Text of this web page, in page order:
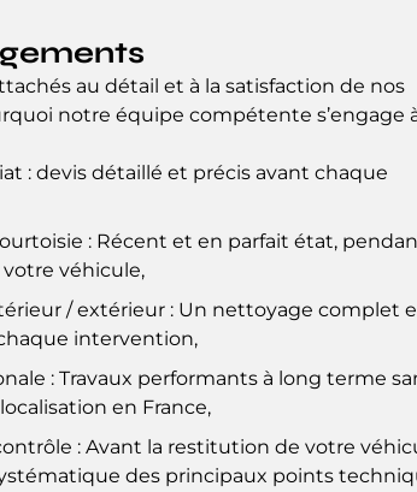
au détail et à la satisfaction de nos
notre équipe compétente s’engage
: devis détaillé et précis avant chaque
: Récent et en parfait état,
véhicule,
/ extérieur : Un nettoyage complet
intervention,
: Travaux performants à long terme
en France,
: Avant la restitution de votre
des principaux points